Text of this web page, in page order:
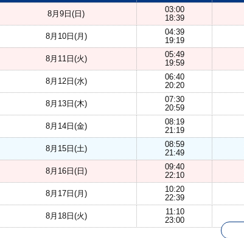
8月9日(日)
03:00
18:39
8月10日(月)
04:39
19:19
8月11日(火)
05:49
19:59
8月12日(水)
06:40
20:20
8月13日(木)
07:30
20:59
8月14日(金)
08:19
21:19
8月15日(土)
08:59
21:49
8月16日(日)
09:40
22:10
8月17日(月)
10:20
22:39
8月18日(火)
11:10
23:00